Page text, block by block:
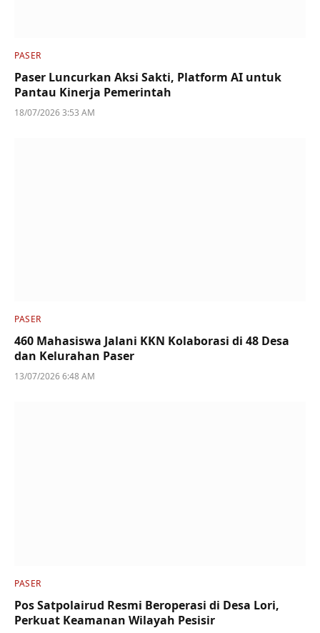
PASER
Paser Luncurkan Aksi Sakti, Platform AI untuk
Pantau Kinerja Pemerintah
18/07/2026 3:53 AM
PASER
460 Mahasiswa Jalani KKN Kolaborasi di 48 Desa
dan Kelurahan Paser
13/07/2026 6:48 AM
PASER
Pos Satpolairud Resmi Beroperasi di Desa Lori,
Perkuat Keamanan Wilayah Pesisir